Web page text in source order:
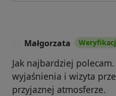
Małgorzata
Jak najbardziej
wyjaśnienia i wizyta
przyjaznej atmosferze.